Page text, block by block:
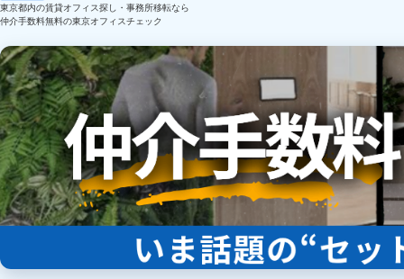
東京都内の賃貸オフィス探し・事務所移転なら
仲介手数料無料の東京オフィスチェック